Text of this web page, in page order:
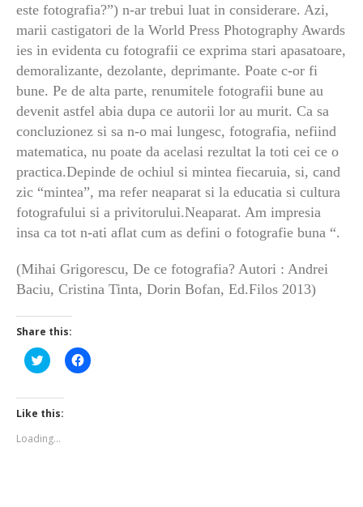
este fotografia?”) n-ar trebui luat in considerare. Azi,
marii castigatori de la World Press Photography Awards
ies in evidenta cu fotografii ce exprima stari apasatoare,
demoralizante, dezolante, deprimante. Poate c-or fi
bune. Pe de alta parte, renumitele fotografii bune au
devenit astfel abia dupa ce autorii lor au murit. Ca sa
concluzionez si sa n-o mai lungesc, fotografia, nefiind
matematica, nu poate da acelasi rezultat la toti cei ce o
practica.Depinde de ochiul si mintea fiecaruia, si, cand
zic “mintea”, ma refer neaparat si la educatia si cultura
fotografului si a privitorului.Neaparat. Am impresia
insa ca tot n-ati aflat cum as defini o fotografie buna “.
(Mihai Grigorescu, De ce fotografia? Autori : Andrei
Baciu, Cristina Tinta, Dorin Bofan, Ed.Filos 2013)
Share this:
Click
to
Twitter
(Opens
in
window)
Click
to
Like this:
Loading...